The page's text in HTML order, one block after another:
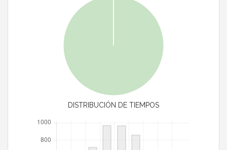
DISTRIBUCIÓN DE TIEMPOS